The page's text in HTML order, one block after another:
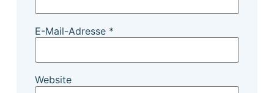
E-Mail-Adresse *
Website